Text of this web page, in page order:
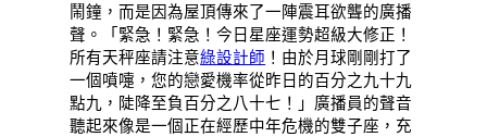
鬧鐘，而是因為屋頂傳來了一陣震耳欲聾的廣播
聲。「緊急！緊急！今日星座運勢超級大修正！
所有天秤座請注意綠設計師 ！由於月球剛剛打了
一個噴嚏，您的戀愛機率從昨日的百分之九十九
點九，陡降至負百分之八十七！」廣播員的聲音
聽起來像是一個正在經歷中年危機的雙子座，充